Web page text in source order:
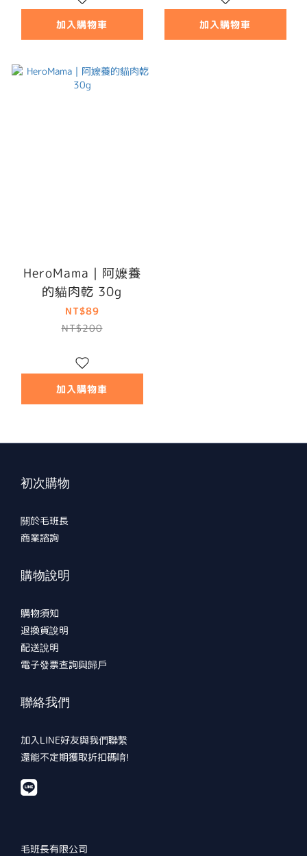
加入購物車 加入購物車
HeroMama｜阿嬤養
的貓肉乾 30g
NT$89
NT$200
加入購物車
初次購物
關於毛班長
商業諮詢
購物說明
購物須知
退換貨說明
配送說明
電子發票查詢與歸戶
聯絡我們
加入LINE好友與我們聯繫
還能不定期獲取折扣碼唷!
毛班長有限公司